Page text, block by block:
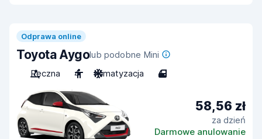
Odprawa online
Toyota Aygolub podobne Mini
Ręczna
4 Klimatyzacja 4
58,56 zł
za dzień
Darmowe anulowanie